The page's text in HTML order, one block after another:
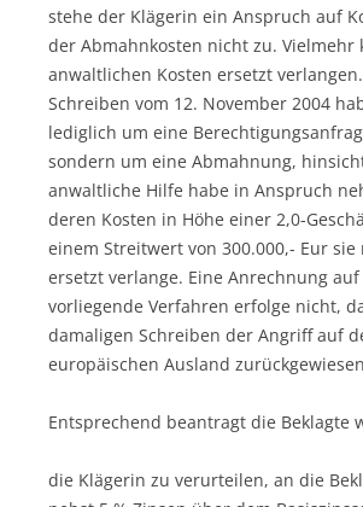
stehe der Klägerin ein Anspruch auf
der Abmahnkosten nicht zu. Vielmehr
anwaltlichen Kosten ersetzt
Schreiben vom 12. November 2004
lediglich um eine
sondern um eine Abmahnung,
anwaltliche Hilfe habe in Anspruch
deren Kosten in Höhe einer 2,0-
einem Streitwert von 300.000,- Eur
ersetzt verlange. Eine Anrechnung auf
vorliegende Verfahren erfolge nicht,
damaligen Schreiben der Angriff auf
europäischen Ausland
Entsprechend beantragt die Beklagte
die Klägerin zu verurteilen, an die